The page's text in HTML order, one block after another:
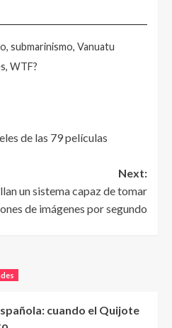
submarinismo, Vanuatu
WTF?
de las 79 películas
Next:
un sistema capaz de tomar
de imágenes por segundo
cuando el Quijote